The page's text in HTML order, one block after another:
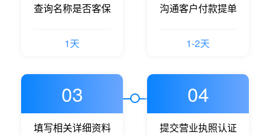
查询名称是否客保
1天
沟通客户付款提单
1-2天
03
填写相关详细资料
04
提交营业执照认证